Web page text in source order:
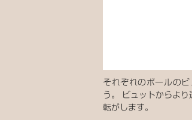
それぞれのボールの
う。 ビュットからよ
転がします。